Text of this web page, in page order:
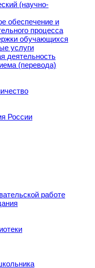
(научно-
обеспечение и
процесса
обучающихся
услуги
деятельность
(перевода)
России
работе